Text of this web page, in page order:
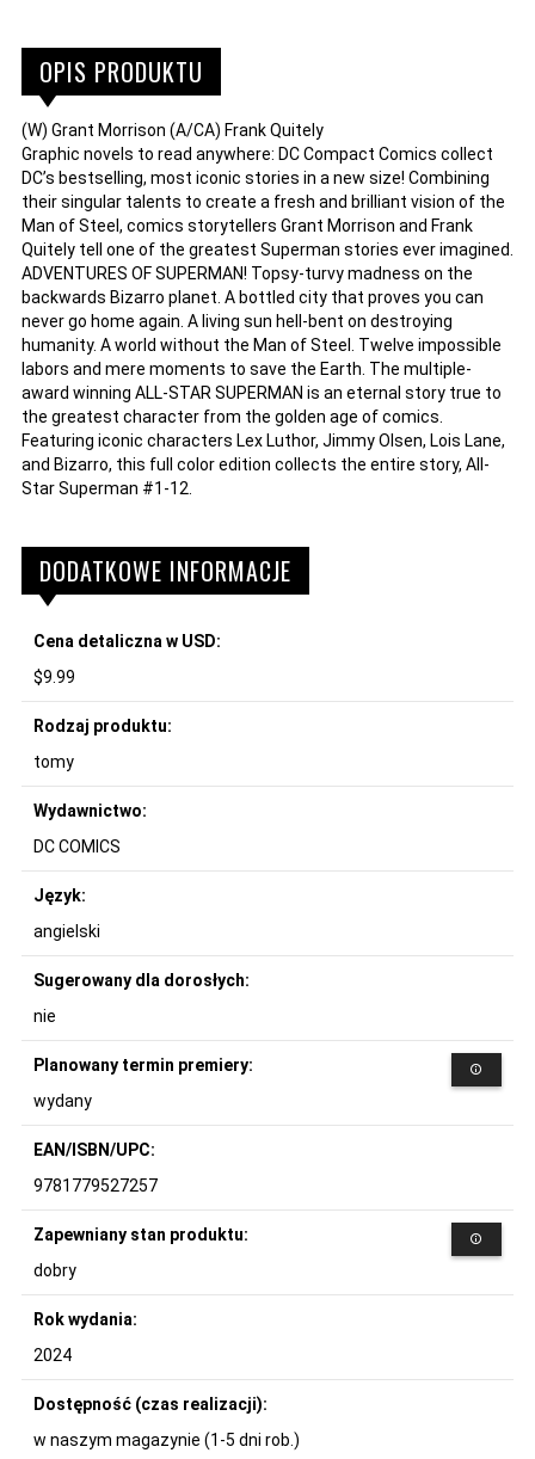
OPIS PRODUKTU
(W) Grant Morrison (A/CA) Frank Quitely
Graphic novels to read anywhere: DC Compact Comics collect
DC’s bestselling, most iconic stories in a new size! Combining
their singular talents to create a fresh and brilliant vision of the
Man of Steel, comics storytellers Grant Morrison and Frank
Quitely tell one of the greatest Superman stories ever imagined.
ADVENTURES OF SUPERMAN! Topsy-turvy madness on the
backwards Bizarro planet. A bottled city that proves you can
never go home again. A living sun hell-bent on destroying
humanity. A world without the Man of Steel. Twelve impossible
labors and mere moments to save the Earth. The multiple-
award winning ALL-STAR SUPERMAN is an eternal story true to
the greatest character from the golden age of comics.
Featuring iconic characters Lex Luthor, Jimmy Olsen, Lois Lane,
and Bizarro, this full color edition collects the entire story, All-
Star Superman #1-12.
DODATKOWE INFORMACJE
Cena detaliczna w USD:
$9.99
Rodzaj produktu:
tomy
Wydawnictwo:
DC COMICS
Język:
angielski
Sugerowany dla dorosłych:
nie
Planowany termin premiery:
wydany
EAN/ISBN/UPC:
9781779527257
Zapewniany stan produktu:
dobry
Rok wydania:
2024
Dostępność (czas realizacji):
w naszym magazynie (1-5 dni rob.)